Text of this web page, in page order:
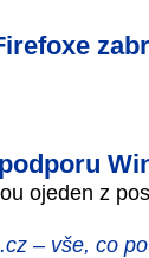
ojeden z
– vše, co